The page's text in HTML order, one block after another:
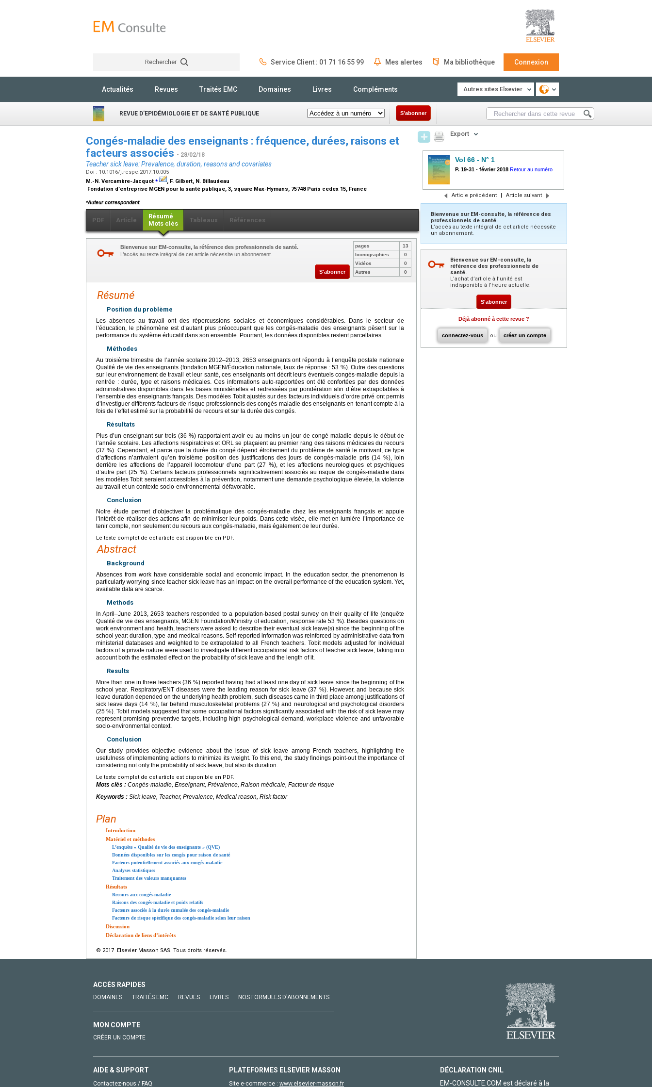
Rechercher Service Client : 01 71 16 55 99 Mes alertes Ma bibliothèque Connexion
Actualités Revues Traités EMC Domaines Livres Compléments Autres sites Elsevier
REVUE D'EPIDÉMIOLOGIE ET DE SANTÉ PUBLIQUE S'abonner
Congés-maladie des enseignants : fréquence, durées, raisons et
facteurs associés - 28/02/18
Teacher sick leave: Prevalence, duration, reasons and covariates
Doi : 10.1016/j.respe.2017.10.005
M.-N. Vercambre-Jacquot ⁎
, F. Gilbert, N. Billaudeau
Fondation d’entreprise MGEN pour la santé publique, 3, square Max-Hymans, 75748 Paris cedex 15, France
⁎Auteur correspondant.
PDF Article
Résumé
Mots clés
Tableaux Références
Bienvenue sur EM-consulte, la référence des professionnels de santé.
L’accès au texte intégral de cet article nécessite un abonnement.
S'abonner
pages
13
Iconographies
0
Vidéos
0
Autres
0
Résumé
Position du problème
Les absences au travail ont des répercussions sociales et économiques considérables. Dans le secteur de
l’éducation, le phénomène est d’autant plus préoccupant que les congés-maladie des enseignants pèsent sur la
performance du système éducatif dans son ensemble. Pourtant, les données disponibles restent parcellaires.
Méthodes
Au troisième trimestre de l’année scolaire 2012–2013, 2653 enseignants ont répondu à l’enquête postale nationale
Qualité de vie des enseignants (fondation MGEN/Éducation nationale, taux de réponse : 53 %). Outre des questions
sur leur environnement de travail et leur santé, ces enseignants ont décrit leurs éventuels congés-maladie depuis la
rentrée : durée, type et raisons médicales. Ces informations auto-rapportées ont été confortées par des données
administratives disponibles dans les bases ministérielles et redressées par pondération afin d’être extrapolables à
l’ensemble des enseignants français. Des modèles Tobit ajustés sur des facteurs individuels d’ordre privé ont permis
d’investiguer différents facteurs de risque professionnels des congés-maladie des enseignants en tenant compte à la
fois de l’effet estimé sur la probabilité de recours et sur la durée des congés.
Résultats
Plus d’un enseignant sur trois (36 %) rapportaient avoir eu au moins un jour de congé-maladie depuis le début de
l’année scolaire. Les affections respiratoires et ORL se plaçaient au premier rang des raisons médicales du recours
(37 %). Cependant, et parce que la durée du congé dépend étroitement du problème de santé le motivant, ce type
d’affections n’arrivaient qu’en troisième position des justifications des jours de congés-maladie pris (14 %), loin
derrière les affections de l’appareil locomoteur d’une part (27 %), et les affections neurologiques et psychiques
d’autre part (25 %). Certains facteurs professionnels significativement associés au risque de congés-maladie dans
les modèles Tobit seraient accessibles à la prévention, notamment une demande psychologique élevée, la violence
au travail et un contexte socio-environnemental défavorable.
Conclusion
Notre étude permet d’objectiver la problématique des congés-maladie chez les enseignants français et appuie
l’intérêt de réaliser des actions afin de minimiser leur poids. Dans cette visée, elle met en lumière l’importance de
tenir compte, non seulement du recours aux congés-maladie, mais également de leur durée.
Le texte complet de cet article est disponible en PDF.
Abstract
Background
Absences from work have considerable social and economic impact. In the education sector, the phenomenon is
particularly worrying since teacher sick leave has an impact on the overall performance of the education system. Yet,
available data are scarce.
Methods
In April–June 2013, 2653 teachers responded to a population-based postal survey on their quality of life (enquête
Qualité de vie des enseignants, MGEN Foundation/Ministry of education, response rate 53 %). Besides questions on
work environment and health, teachers were asked to describe their eventual sick leave(s) since the beginning of the
school year: duration, type and medical reasons. Self-reported information was reinforced by administrative data from
ministerial databases and weighted to be extrapolated to all French teachers. Tobit models adjusted for individual
factors of a private nature were used to investigate different occupational risk factors of teacher sick leave, taking into
account both the estimated effect on the probability of sick leave and the length of it.
Results
More than one in three teachers (36 %) reported having had at least one day of sick leave since the beginning of the
school year. Respiratory/ENT diseases were the leading reason for sick leave (37 %). However, and because sick
leave duration depended on the underlying health problem, such diseases came in third place among justifications of
sick leave days (14 %), far behind musculoskeletal problems (27 %) and neurological and psychological disorders
(25 %). Tobit models suggested that some occupational factors significantly associated with the risk of sick leave may
represent promising preventive targets, including high psychological demand, workplace violence and unfavorable
socio-environmental context.
Conclusion
Our study provides objective evidence about the issue of sick leave among French teachers, highlighting the
usefulness of implementing actions to minimize its weight. To this end, the study findings point-out the importance of
considering not only the probability of sick leave, but also its duration.
Le texte complet de cet article est disponible en PDF.
Mots clés : Congés-maladie, Enseignant, Prévalence, Raison médicale, Facteur de risque
Keywords : Sick leave, Teacher, Prevalence, Medical reason, Risk factor
Plan
Introduction
Matériel et méthodes
L’enquête « Qualité de vie des enseignants » (QVE)
Données disponibles sur les congés pour raison de santé
Facteurs potentiellement associés aux congés-maladie
Analyses statistiques
Traitement des valeurs manquantes
Résultats
Recours aux congés-maladie
Raisons des congés-maladie et poids relatifs
Facteurs associés à la durée cumulée des congés-maladie
Facteurs de risque spécifique des congés-maladie selon leur raison
Discussion
Déclaration de liens d’intérêts
© 2017 Elsevier Masson SAS. Tous droits réservés.
Export
Vol 66 - N° 1
P. 19-31 - février 2018 Retour au numéro
Article précédent | Article suivant
Bienvenue sur EM-consulte, la référence des
professionnels de santé.
L’accès au texte intégral de cet article nécessite
un abonnement.
Bienvenue sur EM-consulte, la
référence des professionnels de
santé.
L’achat d’article à l’unité est
indisponible à l’heure actuelle.
S'abonner
Déjà abonné à cette revue ?
connectez-vous ou créez un compte
ACCÈS RAPIDES
DOMAINES TRAITÉS EMC REVUES LIVRES NOS FORMULES D'ABONNEMENTS
MON COMPTE
CRÉER UN COMPTE
AIDE & SUPPORT
Contactez-nous / FAQ
PLATEFORMES ELSEVIER MASSON
Site e-commerce : www.elsevier-masson.fr
DÉCLARATION CNIL
EM-CONSULTE.COM est déclaré à la